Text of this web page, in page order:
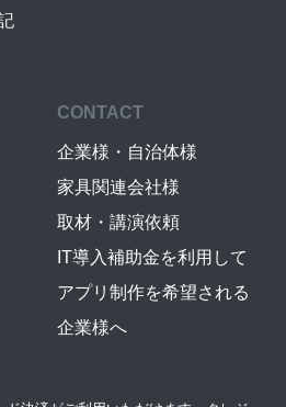
CONTACT
企業様・自治体様
家具関連会社様
取材・講演依頼
IT導入補助金を利用して
アプリ制作を希望される
企業様へ